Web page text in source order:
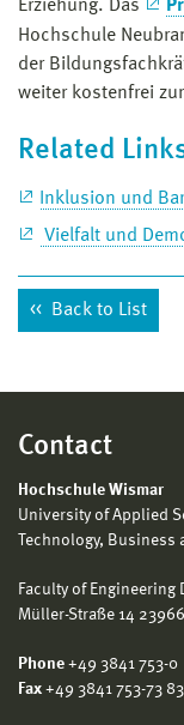
Erziehung. Das
Hochschule
der
weiter kostenfrei
Related
Inklusion und
Vielfalt und
Back to List
Contact
Hochschule Wismar
University of Applied
Technology, Business
Faculty of
Müller-Straße 14
Phone +49 3841 753-0
Fax +49 3841 753-73 83